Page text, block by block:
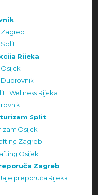
Zagreb
Split
Rijeka
Dubrovnik
Wellness Rijeka
Split
Osijek
Zagreb
Osijek
Zagreb
preporuča Rijeka